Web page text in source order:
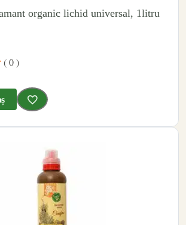
organic lichid universal, 1litru
( 0 )